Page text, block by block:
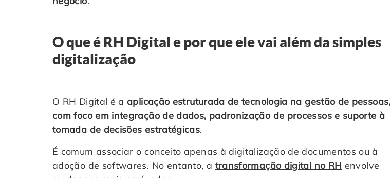
O que é RH Digital e por que ele vai além da simples
digitalização
O RH Digital é a aplicação estruturada de tecnologia na gestão de pessoas,
com foco em integração de dados, padronização de processos e suporte à
tomada de decisões estratégicas.
É comum associar o conceito apenas à digitalização de documentos ou à
adoção de softwares. No entanto, a transformação digital no RH envolve